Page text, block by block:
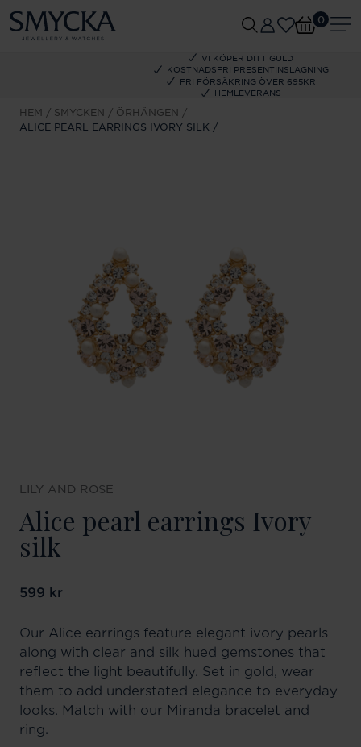
VI KÖPER DITT GULD
KOSTNADSFRI PRESENTINSLAGNING
FRI FÖRSÄKRING ÖVER 695KR
HEMLEVERANS
0
HEM SMYCKEN
ÖRHÄNGEN
ALICE PEARL EARRINGS IVORY SILK
LILY AND ROSE
Alice pearl earrings Ivory
silk
Pris :599 kr
599 kr
Our Alice earrings feature elegant ivory pearls
along with clear and silk hued gemstones that
reflect the light beautifully. Set in gold, wear
them to add understated elegance to everyday
looks. Match with our Miranda bracelet and
ring.